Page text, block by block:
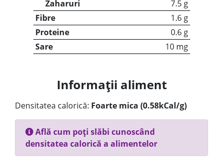
Zaharuri
7.5 g
Fibre
1.6 g
Proteine
0.6 g
Sare
10 mg
Informații aliment
Densitatea calorică: Foarte mica (0.58kCal/g)
Află cum poți slăbi cunoscând
densitatea calorică a alimentelor